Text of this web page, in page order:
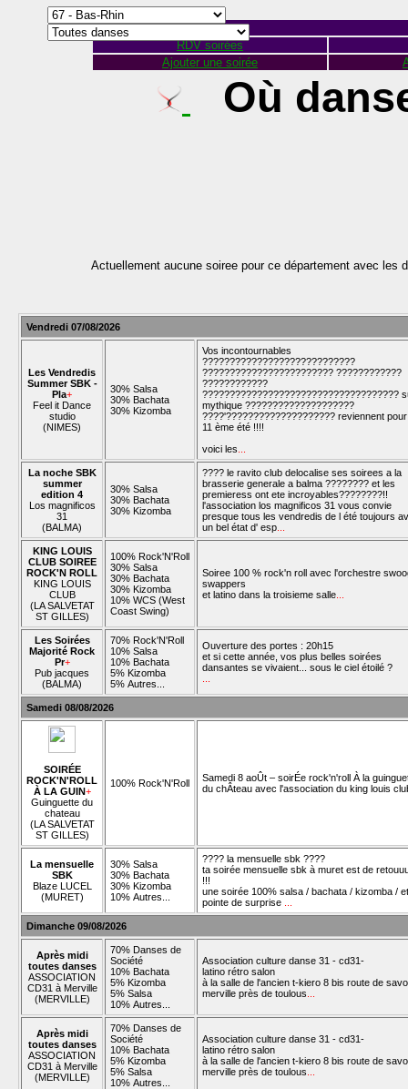
RDV soirées
Ajouter une soirée
Où
Actuellement aucune soiree pour ce département avec
Vendredi 07/08/2026
Les Vendredis
Summer SBK -
Pla+
Feel it Dance
studio
(NIMES)
30% Salsa
30% Bachata
30% Kizomba
Vos incontournables
????????????????????????????
???????????????????????? ????????????
????????????
????????????????????????????????????
mythique ????????????????????
????'???????????????????? reviennent
11 ème été !!!!
voici les
La noche SBK
summer
edition 4
Los magnificos
31
(BALMA)
30% Salsa
30% Bachata
30% Kizomba
???? le ravito club delocalise ses soirees a la
brasserie generale a balma ???????? et les
premieress ont ete incroyables????????!!
l'association los magnificos 31 vous convie
presque tous les vendredis de l été toujours
un bel état d' esp
KING LOUIS
CLUB SOIREE
ROCK'N ROLL
KING LOUIS
CLUB
(LA SALVETAT
ST GILLES)
100% Rock'N'Roll
30% Salsa
30% Bachata
30% Kizomba
10% WCS (West
Coast Swing)
Soiree 100 % rock'n roll avec l'orchestre
swappers
et latino dans la troisieme salle
Les Soirées
Majorité Rock
Pr+
Pub jacques
(BALMA)
70% Rock'N'Roll
10% Salsa
10% Bachata
5% Kizomba
5% Autres...
Ouverture des portes : 20h15
et si cette année, vos plus belles soirées
dansantes se vivaient... sous le ciel étoilé ?
Samedi 08/08/2026
SOIRÉE
ROCK'N'ROLL
À LA GUIN+
Guinguette du
chateau
(LA SALVETAT
ST GILLES)
100% Rock'N'Roll
Samedi 8 aoÛt – soirÉe rock'n'roll À la
du chÂteau avec l'association du king louis
La mensuelle
SBK
Blaze LUCEL
(MURET)
30% Salsa
30% Bachata
30% Kizomba
10% Autres...
???? la mensuelle sbk ????
ta soirée mensuelle sbk à muret est de
!!!
une soirée 100% salsa / bachata / kizomba /
pointe de surprise
Dimanche 09/08/2026
Après midi
toutes danses
ASSOCIATION
CD31 à Merville
(MERVILLE)
70% Danses de
Société
10% Bachata
5% Kizomba
5% Salsa
10% Autres...
Association culture danse 31 - cd31-
latino rétro salon
à la salle de l'ancien t-kiero 8 bis route de
merville près de toulous
Après midi
toutes danses
ASSOCIATION
CD31 à Merville
(MERVILLE)
70% Danses de
Société
10% Bachata
5% Kizomba
5% Salsa
10% Autres...
Association culture danse 31 - cd31-
latino rétro salon
à la salle de l'ancien t-kiero 8 bis route de
merville près de toulous